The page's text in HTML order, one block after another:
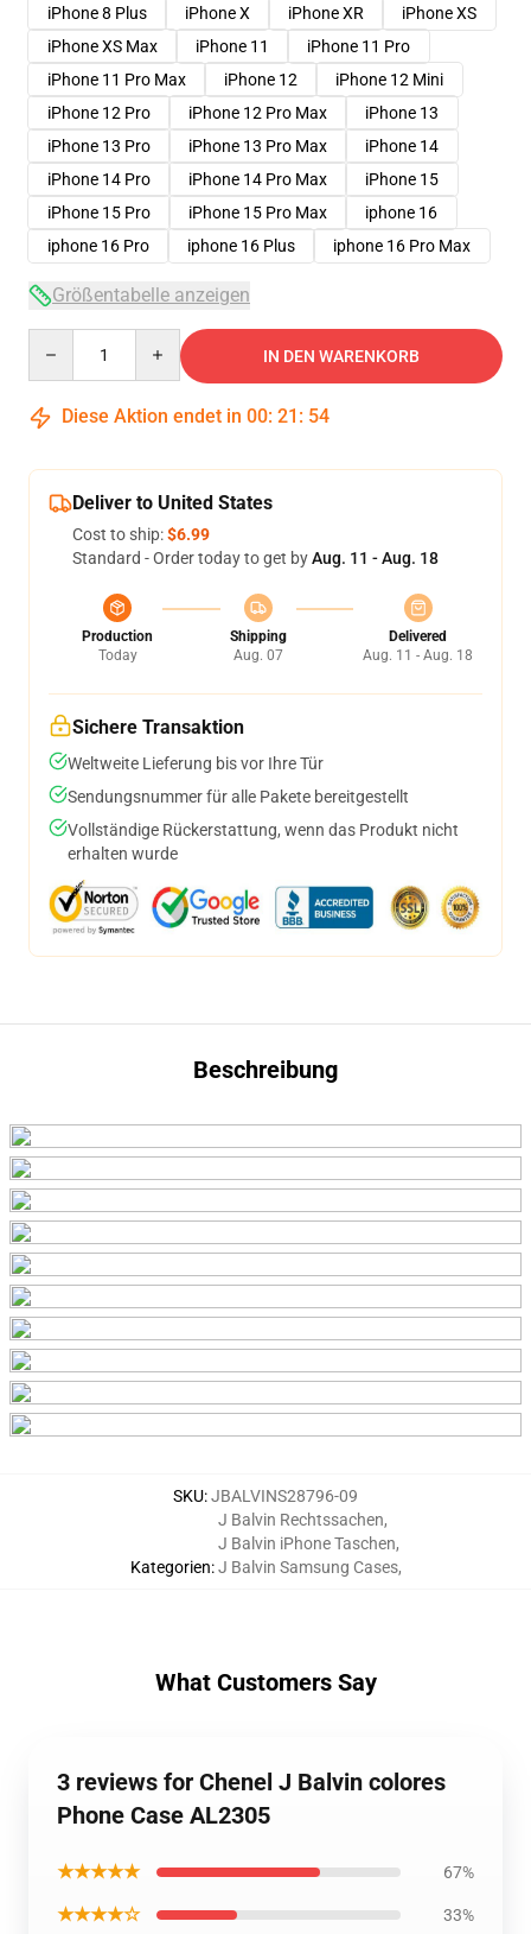
iPhone 8 Plus
iPhone X iPhone XR
iPhone XS
iPhone XS Max
iPhone 11
iPhone 11 Pro
iPhone 11 Pro Max
iPhone 12
iPhone 12 Mini
iPhone 12 Pro
iPhone 12 Pro Max
iPhone 13
iPhone 13 Pro
iPhone 13 Pro Max
iPhone 14
iPhone 14 Pro
iPhone 14 Pro Max
iPhone 15
iPhone 15 Pro
iPhone 15 Pro Max
iphone 16
iphone 16 Pro
iphone 16 Plus iphone 16 Pro Max
Größentabelle anzeigen
IN DEN WARENKORB
Diese Aktion endet in 00: 21 : 53
Deliver to United States
Cost to ship:$6.99
Standard - Order today to get byAug. 11 - Aug. 18
Production
Today
Shipping
Aug. 07
Delivered
Aug. 11 - Aug. 18
Sichere Transaktion
Weltweite Lieferung bis vor Ihre Tür
Sendungsnummer für alle Pakete bereitgestellt
Vollständige Rückerstattung, wenn das Produkt nicht
erhalten wurde
Beschreibung
SKU:JBALVINS28796-09
Kategorien:
J Balvin Rechtssachen,
J Balvin iPhone Taschen,
J Balvin Samsung Cases,
What Customers Say
3 reviews for Chenel J Balvin colores
Phone Case AL2305
★★★★★ 67%
★★★★☆ 33%